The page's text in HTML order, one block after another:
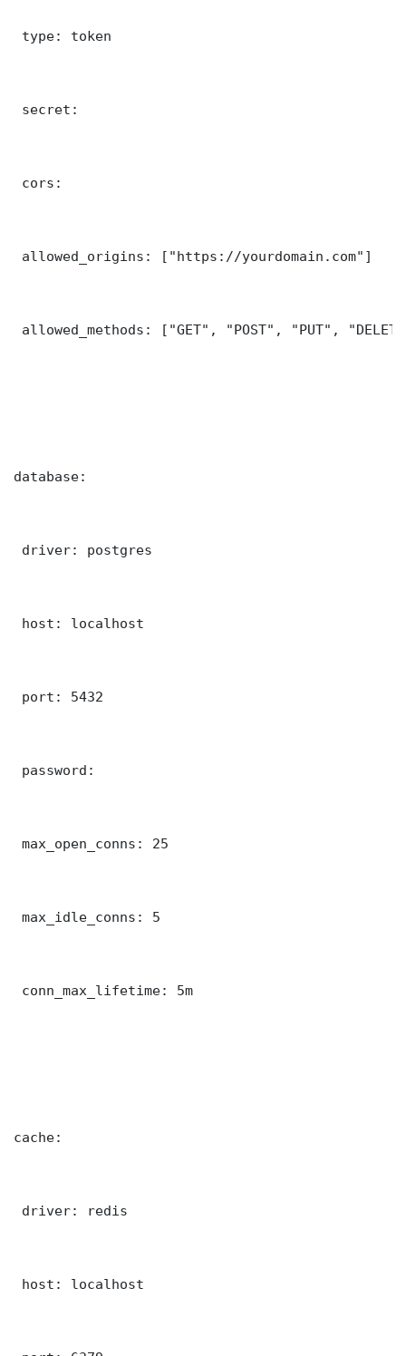
type: token
secret:
cors:
allowed_origins: ["https://yourdomain.com"]
allowed_methods: ["GET", "POST", "PUT",
database:
driver: postgres
host: localhost
port: 5432
password:
max_open_conns: 25
max_idle_conns: 5
conn_max_lifetime: 5m
cache:
driver: redis
host: localhost